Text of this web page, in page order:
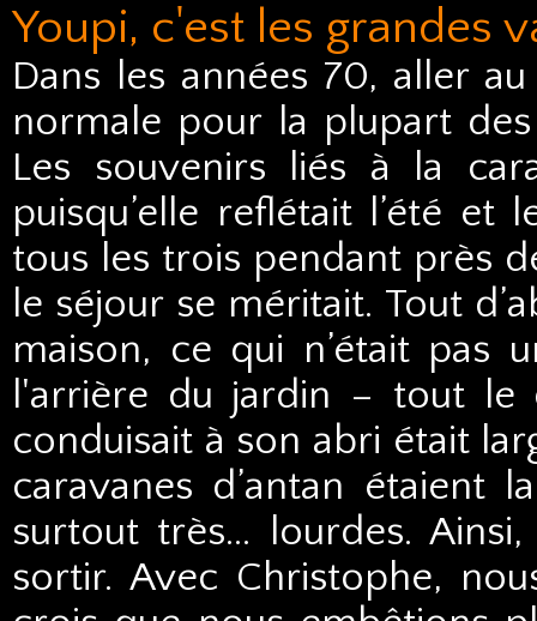
Youpi, c'est les grandes
Dans les années 70, aller
normale pour la plupart
Les souvenirs liés à la
puisqu’elle reflétait l’été et
tous les trois pendant près
le séjour se méritait. Tout
maison, ce qui n’était pas
l'arrière du jardin – tout le
conduisait à son abri était
caravanes d’antan étaient
surtout très… lourdes.
sortir. Avec Christophe,